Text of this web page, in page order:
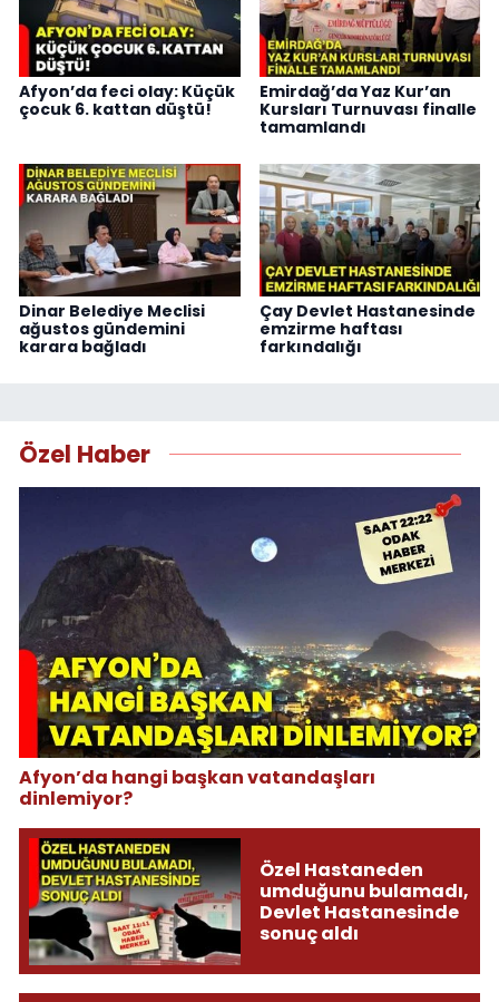
Afyon’da feci olay: Küçük
çocuk 6. kattan düştü!
Emirdağ’da Yaz Kur’an
Kursları Turnuvası finalle
tamamlandı
Dinar Belediye Meclisi
ağustos gündemini
karara bağladı
Çay Devlet Hastanesinde
emzirme haftası
farkındalığı
Özel Haber
Afyon’da hangi başkan vatandaşları
dinlemiyor?
Özel Hastaneden
umduğunu bulamadı,
Devlet Hastanesinde
sonuç aldı